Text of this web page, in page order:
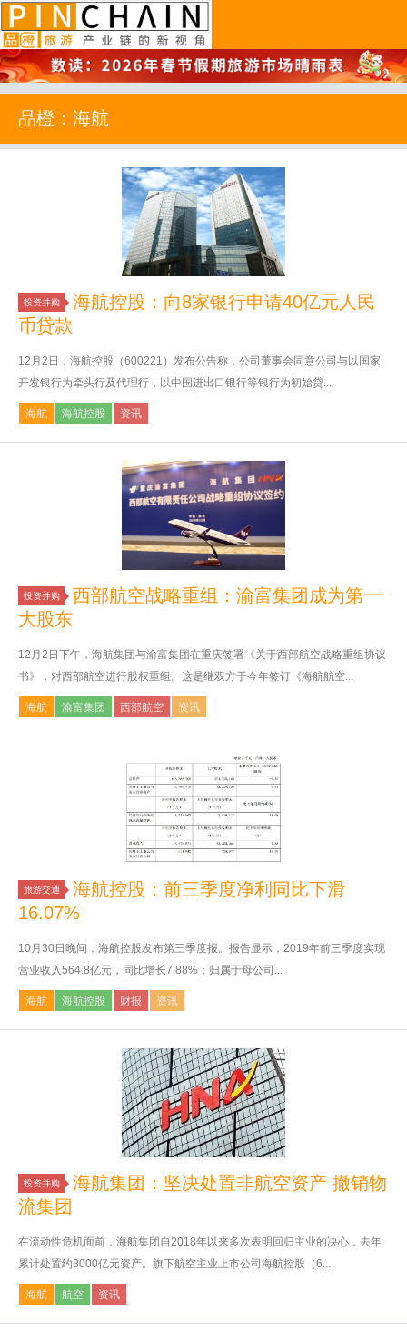
品橙旅游
品橙：海航
投资并购
海航控股：向8家银行申请40亿元人民
币贷款
12月2日，海航控股（600221）发布公告称，公司董事会同意公司与以国家
开发银行为牵头行及代理行，以中国进出口银行等银行为初始贷...
海航 海航控股 资讯
投资并购
西部航空战略重组：渝富集团成为第一
大股东
12月2日下午，海航集团与渝富集团在重庆签署《关于西部航空战略重组协议
书》，对西部航空进行股权重组。这是继双方于今年签订《海航航空...
海航 渝富集团 西部航空 资讯
旅游交通
海航控股：前三季度净利同比下滑
16.07%
10月30日晚间，海航控股发布第三季度报。报告显示，2019年前三季度实现
营业收入564.8亿元，同比增长7.88%；归属于母公司...
海航 海航控股 财报 资讯
投资并购
海航集团：坚决处置非航空资产 撤销物
流集团
在流动性危机面前，海航集团自2018年以来多次表明回归主业的决心，去年
累计处置约3000亿元资产。旗下航空主业上市公司海航控股（6...
海航 航空 资讯